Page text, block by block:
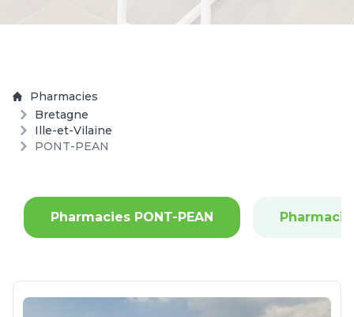
Pharmacies
Bretagne
Ille-et-Vilaine
PONT-PEAN
Pharmacies PONT-PEAN